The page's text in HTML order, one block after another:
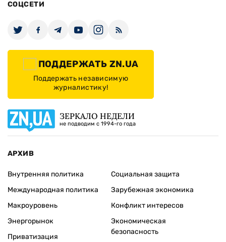
СОЦСЕТИ
ПОДДЕРЖАТЬ ZN.UA
Поддержать независимую
журналистику!
ЗЕРКАЛО НЕДЕЛИ
не подводим с 1994-го года
АРХИВ
Внутренняя политика
Международная политика
Макроуровень
Энергорынок
Приватизация
Социальная защита
Зарубежная экономика
Конфликт интересов
Экономическая
безопасность